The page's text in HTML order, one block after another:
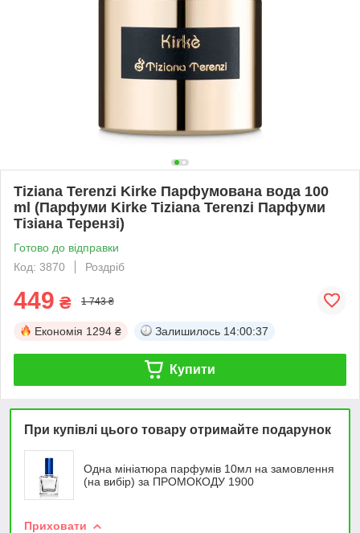
Tiziana Terenzi Kirke Парфумована вода 100
ml (Парфуми Kirke Tiziana Terenzi Парфуми
Тізіана Терензі)
Готово до відправки
Код: 3870
Роздріб
449 ₴ 1 743 ₴
Економія 1294 ₴ Залишилось 14:00:37
Купити
При купівлі цього товару отримайте подарунок
Одна мініатюра парфумів 10мл на замовлення
(на вибір) за ПРОМОКОДУ 1900
Приховати